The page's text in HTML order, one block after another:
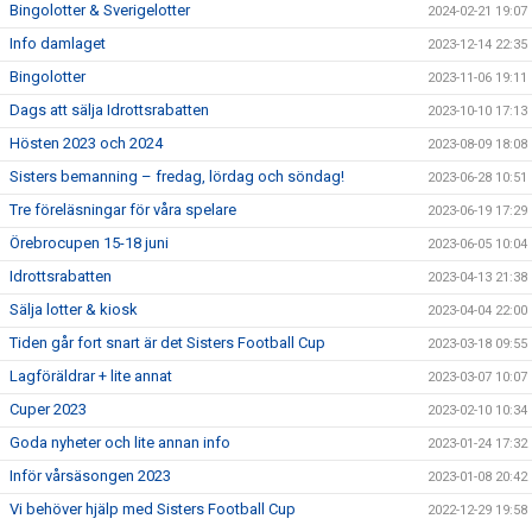
Bingolotter & Sverigelotter 2024-02-21 19:07
Info damlaget 2023-12-14 22:35
Bingolotter 2023-11-06 19:11
Dags att sälja Idrottsrabatten 2023-10-10 17:13
Hösten 2023 och 2024 2023-08-09 18:08
Sisters bemanning – fredag, lördag och söndag! 2023-06-28 10:51
Tre föreläsningar för våra spelare 2023-06-19 17:29
Örebrocupen 15-18 juni 2023-06-05 10:04
Idrottsrabatten 2023-04-13 21:38
Sälja lotter & kiosk 2023-04-04 22:00
Tiden går fort snart är det Sisters Football Cup 2023-03-18 09:55
Lagföräldrar + lite annat 2023-03-07 10:07
Cuper 2023 2023-02-10 10:34
Goda nyheter och lite annan info 2023-01-24 17:32
Inför vårsäsongen 2023 2023-01-08 20:42
Vi behöver hjälp med Sisters Football Cup 2022-12-29 19:58